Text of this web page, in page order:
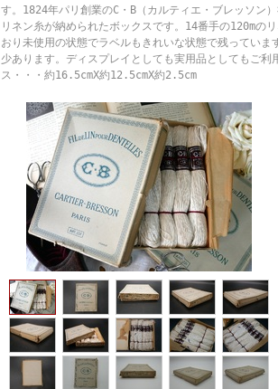
す。1824年パリ創業のC・B（カルティエ・ブレッソン
リネン糸が納められたボックスです。14番手の120mの
おり未使用の状態でラベルもきれいな状態で残ってい
少あります。ディスプレイとしても実用品とし
ス・・・約16.5cmX約12.5cmX約2.5cm